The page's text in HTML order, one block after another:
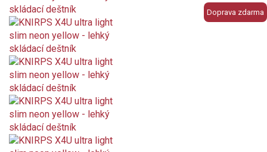
Doprava zdarma